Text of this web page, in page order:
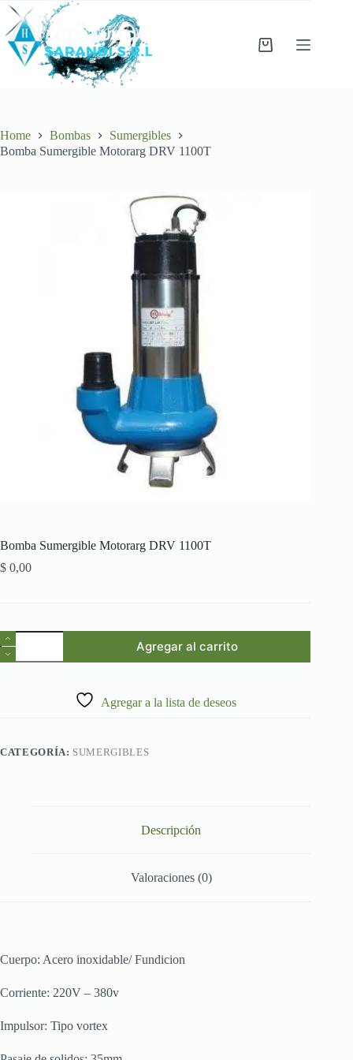
Skip
content
Shopping
Home Bombas
Sumergibles
Bomba Sumergible Motorarg DRV 1100T
Bomba Sumergible Motorarg DRV 1100T
$ 0,00
Bomba
Sumergible
Motorarg
Agregar al carrito
Agregar a la lista de deseos
CATEGORÍA: SUMERGIBLES
Descripción
Valoraciones (0)
Cuerpo: Acero inoxidable/ Fundicion
Corriente: 220V – 380v
Impulsor: Tipo vortex